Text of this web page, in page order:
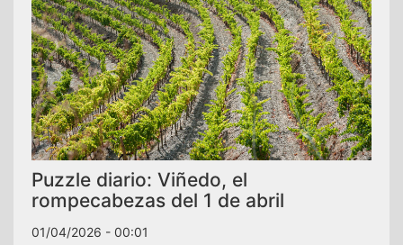
Puzzle diario: Viñedo, el
rompecabezas del 1 de abril
01/04/2026 - 00:01